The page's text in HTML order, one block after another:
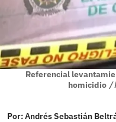
Referencial
homicidio /
Por:Andrés Sebastián